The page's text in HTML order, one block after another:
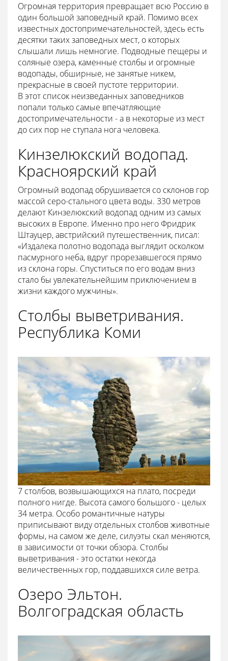
Огромная территория превращает всю Россию в
один большой заповедный край. Помимо всех
известных достопримечательностей, здесь есть
десятки таких заповедных мест, о которых
слышали лишь немногие. Подводные пещеры и
соляные озера, каменные столбы и огромные
водопады, обширные, не занятые никем,
прекрасные в своей пустоте территории.
В этот список неизведанных заповедников
попали только самые впечатляющие
достопримечательности - а в некоторые из мест
до сих пор не ступала нога человека.
Кинзелюкский водопад.
Красноярский край
Огромный водопад обрушивается со склонов гор
массой серо-стального цвета воды. 330 метров
делают Кинзелюкский водопад одним из самых
высоких в Европе. Именно про него Фридрик
Штауцер, австрийский путешественник, писал:
«Издалека полотно водопада выглядит осколком
пасмурного неба, вдруг прорезавшегося прямо
из склона горы. Спуститься по его водам вниз
стало бы увлекательнейшим приключением в
жизни каждого мужчины».
Столбы выветривания.
Республика Коми
7 столбов, возвышающихся на плато, посреди
полного нигде. Высота самого большого - целых
34 метра. Особо романтичные натуры
приписывают виду отдельных столбов животные
формы, на самом же деле, силуэты скал меняются,
в зависимости от точки обзора. Столбы
выветривания - это остатки некогда
величественных гор, поддавшихся силе ветра.
Озеро Эльтон.
Волгоградская область